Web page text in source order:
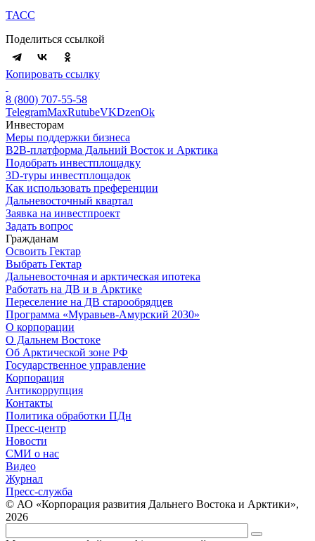
ТАСС
Поделиться ссылкой
Копировать ссылку
8 (800) 707-55-58
TelegramMaxRutubeVKDzenOk
Инвесторам
Меры поддержки бизнеса
B2B-платформа Дальний Восток и Арктика
Подобрать инвестплощадку
3D-туры инвестплощадок
Как использовать преференции
Дальневосточный квартал
Заявка на инвестпроект
Задать вопрос
Гражданам
Освоить Гектар
Выбрать Гектар
Дальневосточная и арктическая ипотека
Работать на ДВ и в Арктике
Переселение на ДВ старообрядцев
Программа «Муравьев-Амурский 2030»
О корпорации
О Дальнем Востоке
Об Арктической зоне РФ
Государственное управление
Корпорация
Антикоррупция
Контакты
Политика обработки ПДн
Пресс-центр
Новости
СМИ о нас
Видео
Журнал
Пресс-служба
© АО «Корпорация развития Дальнего Востока и Арктики»,
2026